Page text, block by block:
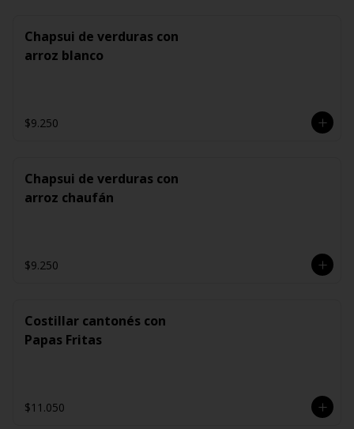
Chapsui de verduras con
arroz blanco
$9.250
Chapsui de verduras con
arroz chaufán
$9.250
Costillar cantonés con
Papas Fritas
$11.050